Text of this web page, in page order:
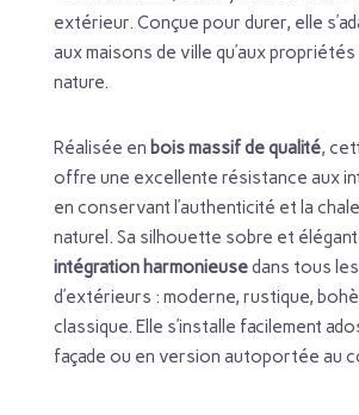
extérieur. Conçue pour durer, elle
aux maisons de ville qu’aux
nature.
Réalisée en bois massif de qualité,
offre une excellente résistance aux
en conservant l’authenticité et la
naturel. Sa silhouette sobre et
intégration harmonieusedans tous
d’extérieurs : moderne, rustique,
classique. Elle s’installe facilement
façade ou en version autoportée au